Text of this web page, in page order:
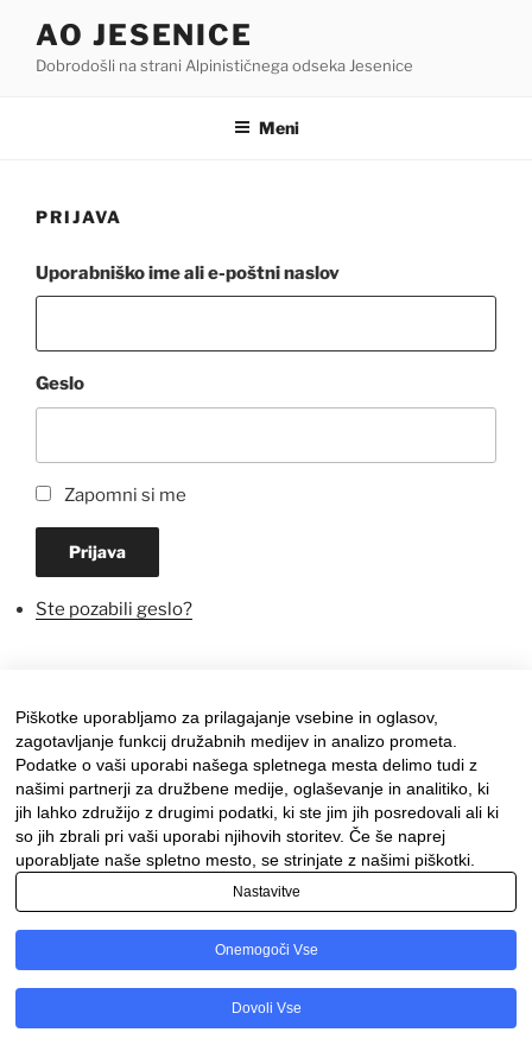
vsebino
AO JESENICE
Dobrodošli na strani Alpinističnega odseka Jesenice
Meni
PRIJAVA
Uporabniško ime ali e-poštni naslov
Geslo
Zapomni si me
Prijava
Ste pozabili geslo?
FacebookInstagram
Ponosno uporablja tehnologijo WordPress
Piškotke uporabljamo za prilagajanje vsebine in oglasov,
zagotavljanje funkcij družabnih medijev in analizo prometa.
Podatke o vaši uporabi našega spletnega mesta delimo tudi z
našimi partnerji za družbene medije, oglaševanje in analitiko, ki
jih lahko združijo z drugimi podatki, ki ste jim jih posredovali ali ki
so jih zbrali pri vaši uporabi njihovih storitev. Če še naprej
uporabljate naše spletno mesto, se strinjate z našimi piškotki.
Nastavitve
Onemogoči Vse
Dovoli Vse